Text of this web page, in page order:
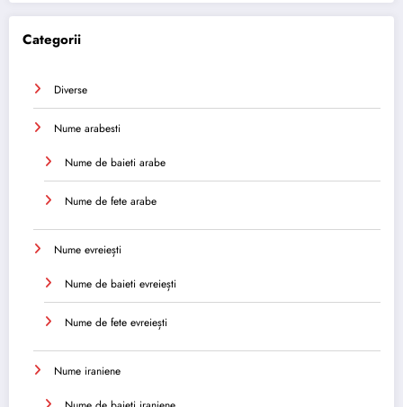
Categorii
Diverse
Nume arabesti
Nume de baieti arabe
Nume de fete arabe
Nume evreiești
Nume de baieti evreiești
Nume de fete evreiești
Nume iraniene